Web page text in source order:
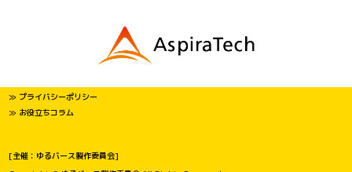
≫ プライバシーポリシー
≫ お役立ちコラム
[主催：ゆるバース製作委員会]